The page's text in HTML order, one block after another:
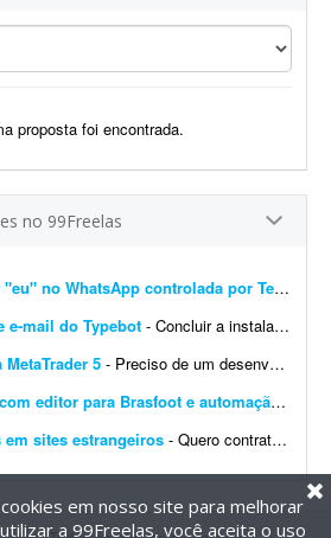
proposta foi encontrada.
no 99Freelas
Macro para responder "eu" no WhatsApp controlada por Telegram
e-mail do Typebot - Concluir a instalação de e-mail do Typebot. Configurar SMTP, validar o envio de mensagens e integrar a funcionalidade com a instância atual. Entregar documentação ...
5 - Preciso de um desenvolvedor para criar um bot para operar day trade na B3. O robô deve ser desenvolvido para MetaTrader 5. Por favor, apresente exemplos de bots já desenvolvidos, bem ...
Simulador de futebol com editor para Brasfoot e automação-
sites estrangeiros - Quero contratar um serviço para realizar um projeto de automação para buscas automáticas em sites estrangeiros. Preferência por implementação em Pyth...
em nosso site para melhorar
a 99Freelas, você aceita o uso